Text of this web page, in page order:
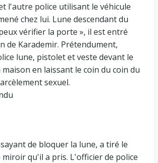
l'autre police utilisant le véhicule
chez lui. Lune descendant du
vérifier la porte », il est entré
de Karademir. Prétendument,
lune, pistolet et veste devant le
en laissant le coin du coin du
sexuel.
de bloquer la lune, a tiré le
qu'il a pris. L'officier de police